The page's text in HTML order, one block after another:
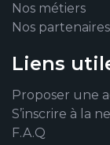
Nos métiers
Nos partenaires
Liens
Proposer une
S’inscrire à la
F.A.Q